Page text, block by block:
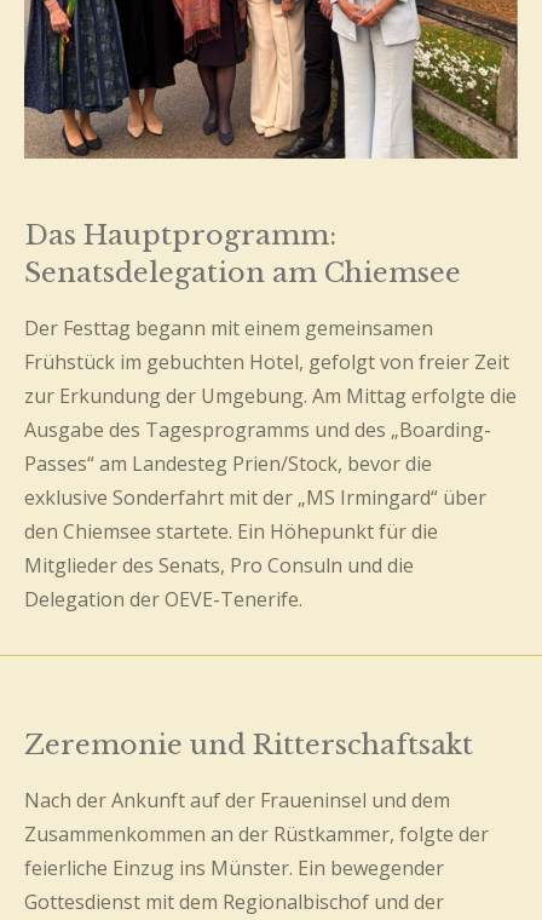
Das Hauptprogramm:
Senatsdelegation am Chiemsee
Der Festtag begann mit einem gemeinsamen
Frühstück im gebuchten Hotel, gefolgt von freier Zeit
zur Erkundung der Umgebung. Am Mittag erfolgte die
Ausgabe des Tagesprogramms und des „Boarding-
Passes“ am Landesteg Prien/Stock, bevor die
exklusive Sonderfahrt mit der „MS Irmingard“ über
den Chiemsee startete. Ein Höhepunkt für die
Mitglieder des Senats, Pro Consuln und die
Delegation der OEVE-Tenerife.
Zeremonie und Ritterschaftsakt
Nach der Ankunft auf der Fraueninsel und dem
Zusammenkommen an der Rüstkammer, folgte der
feierliche Einzug ins Münster. Ein bewegender
Gottesdienst mit dem Regionalbischof und der